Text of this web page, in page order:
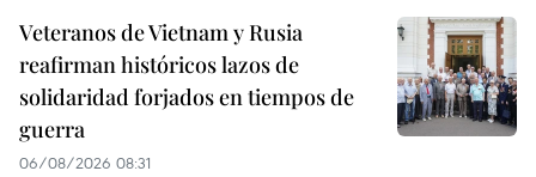
Veteranos de Vietnam y Rusia
reafirman históricos lazos de
solidaridad forjados en tiempos de
guerra
06/08/2026 08:31